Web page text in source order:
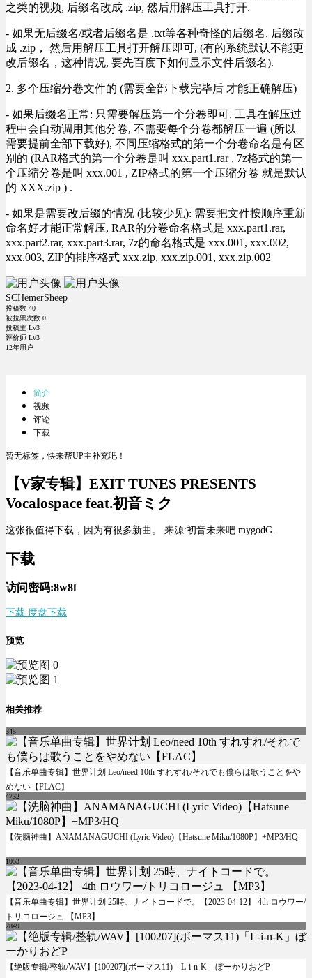
之类的视频, 后缀名改成 .zip, 然后用解压工具打开.
- 如果无后缀名/或者后缀名是 .txt等各种奇怪的后缀名, 后缀改
成 .zip， 然后用解压工具打开解压即可, (有的系统默认不能更
改后缀名，这种情况, 要先百度下如何显示文件后缀名).
2. 多个压缩分卷文件的 (需要全部下载完毕后 才能正确解压)
- 如果后缀名正常: 只需要解压第一个分卷即可, 工具在解压过
程中会自动调用其他分卷, 不需要每个分卷都解压一遍 (所以
需要提前全部下载好), 不同压缩格式的第一个分卷命名是有区
别的 (RAR格式的第一个分卷是叫 xxx.part1.rar , 7z格式的第一
个压缩分卷是叫 xxx.001 , ZIP格式的第一个压缩分卷 就是默认
的 XXX.zip ) .
- 如果是需要改后缀的情况 (比较少见): 需要把文件按顺序重新
命名好才能正常解压, RAR的分卷命名格式是 xxx.part1.rar,
xxx.part2.rar, xxx.part3.rar, 7z的命名格式是 xxx.001, xxx.002,
xxx.003, ZIP的排序格式 xxx.zip, xxx.zip.001, xxx.zip.002
SCHemerSheep
投稿数 40
被拉黑次数 0
投稿主 Lv3
评价师 Lv3
12年用户
简介
视频
评论
下载
暂无标签，快来帮UP主补充吧！
【V家专辑】EXIT TUNES PRESENTS
Vocalospace feat.初音ミク
这张很值得下载，因为有很多新曲。 来源:初音未来吧 mygodG.
下载
访问密码:8w8f
下载 度盘下载
预览
相关推荐
345
【音乐单曲专辑】世界计划 Leo/need 10th すれすれ/それでも僕らは歌うことをや
めない【FLAC】
4732
【洗脑神曲】ANAMANAGUCHI (Lyric Video)【Hatsune Miku/1080P】+MP3/HQ
1053
【音乐单曲专辑】世界计划 25時、ナイトコードで。【2023-04-12】 4th ロウワー/
トリコロージュ 【MP3】
2849
【绝版专辑/整轨/WAV】[100207](ボーマス11)「L-i-n-K」ぼーかりおどP